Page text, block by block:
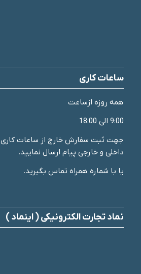
ساعات کاری
همه روزه ازساعت
9:00 الی 18:00
جهت ثبت سفارش خارج از ساعات کاری
داخلی و خارجی پیام ارسال نمایید.
یا با شماره همراه تماس بگیرید.
نماد تجارت الکترونیکی ( اینماد )